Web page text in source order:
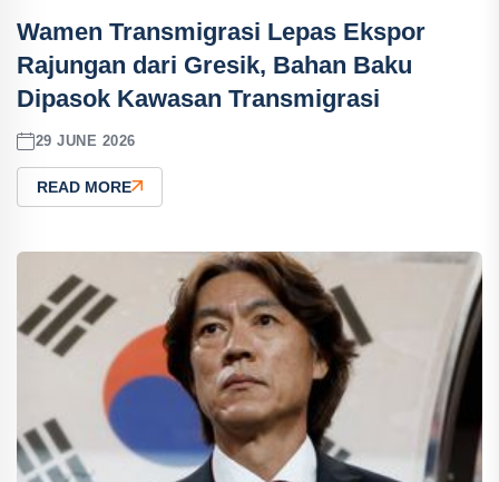
Wamen Transmigrasi Lepas Ekspor
Rajungan dari Gresik, Bahan Baku
Dipasok Kawasan Transmigrasi
29 JUNE 2026
READ MORE